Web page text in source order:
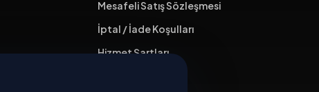
Mesafeli Satış Sözleşmesi
İptal / İade Koşulları
Hizmet Şartları